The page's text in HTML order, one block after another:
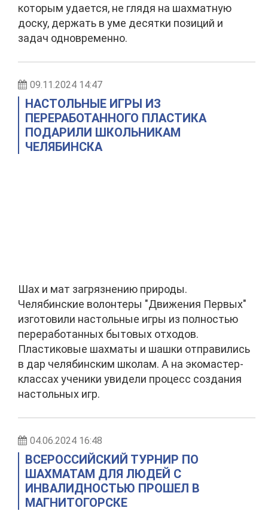
которым удается, не глядя на шахматную
доску, держать в уме десятки позиций и
задач одновременно.
09.11.2024 14:47
НАСТОЛЬНЫЕ ИГРЫ ИЗ
ПЕРЕРАБОТАННОГО ПЛАСТИКА
ПОДАРИЛИ ШКОЛЬНИКАМ
ЧЕЛЯБИНСКА
Шах и мат загрязнению природы.
Челябинские волонтеры "Движения Первых"
изготовили настольные игры из полностью
переработанных бытовых отходов.
Пластиковые шахматы и шашки отправились
в дар челябинским школам. А на экомастер-
классах ученики увидели процесс создания
настольных игр.
04.06.2024 16:48
ВСЕРОССИЙСКИЙ ТУРНИР ПО
ШАХМАТАМ ДЛЯ ЛЮДЕЙ С
ИНВАЛИДНОСТЬЮ ПРОШЕЛ В
МАГНИТОГОРСКЕ